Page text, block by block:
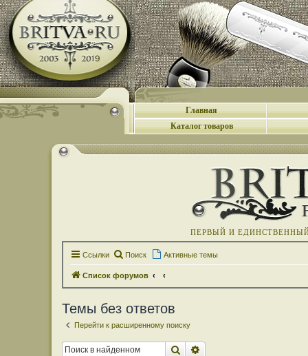
Главная
Каталог товаров
ПЕРВЫЙ И
Ссылки Поиск Активные темы
Список форумов
Темы без ответов
Перейти к расширенному поиску
Поиск